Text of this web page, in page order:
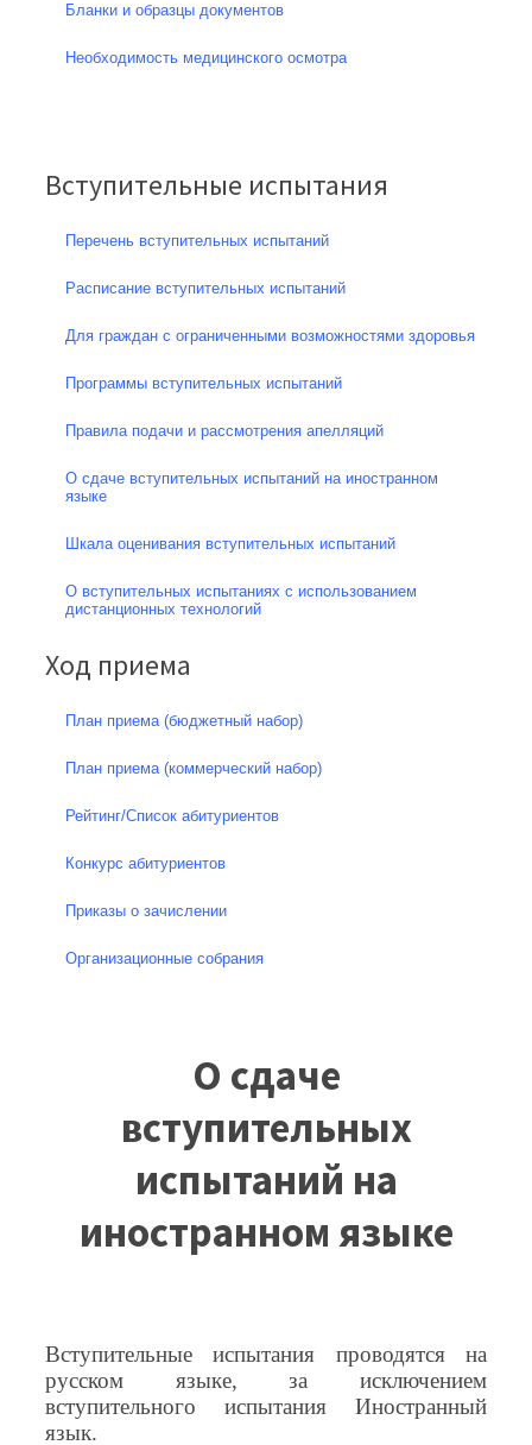
Бланки и образцы документов
Необходимость медицинского осмотра
Вступительные испытания
Перечень вступительных испытаний
Расписание вступительных испытаний
Для граждан с ограниченными возможностями здоровья
Программы вступительных испытаний
Правила подачи и рассмотрения апелляций
О сдаче вступительных испытаний на иностранном
языке
Шкала оценивания вступительных испытаний
О вступительных испытаниях с использованием
дистанционных технологий
Ход приема
План приема (бюджетный набор)
План приема (коммерческий набор)
Рейтинг/Список абитуриентов
Конкурс абитуриентов
Приказы о зачислении
Организационные собрания
О сдаче
вступительных
испытаний на
иностранном языке
Вступительные испытания проводятся на
русском языке, за исключением
вступительного испытания Иностранный
язык.